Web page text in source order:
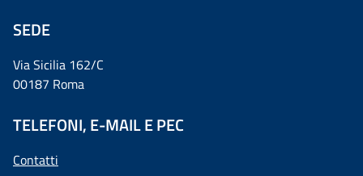
SEDE
Via Sicilia 162/C
00187 Roma
TELEFONI, E-MAIL E PEC
Contatti